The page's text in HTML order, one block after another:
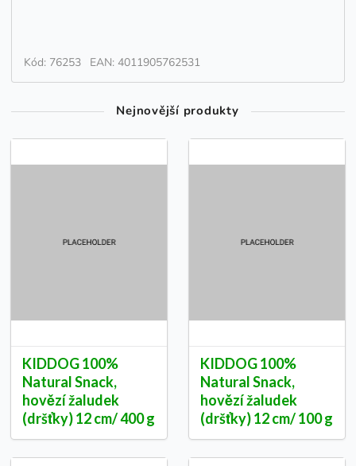
Kód: 76253 EAN: 4011905762531
Nejnovější produkty
KIDDOG 100%
Natural Snack,
hovězí žaludek
(dršťky) 12 cm/ 400 g
KIDDOG 100%
Natural Snack,
hovězí žaludek
(dršťky) 12 cm/ 100 g